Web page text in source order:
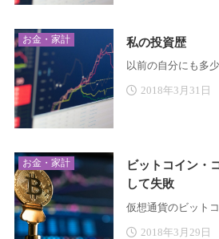
私の投資歴
以前の自分にも多
2018年3月31日
お金・家計
ビットコイン・
して失敗
仮想通貨のビット
2018年3月29日
お金・家計